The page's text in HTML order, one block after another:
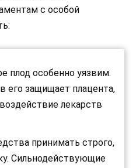
с особой
плод особенно уязвим.
его защищает плацента,
лекарств
принимать строго,
Сильнодействующие